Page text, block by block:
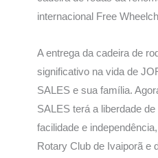
internacional Free
A entrega da cadeira de
significativo na vida de
SALES e sua família.
SALES terá a liberdade
facilidade e
Rotary Club de Ivaiporã e